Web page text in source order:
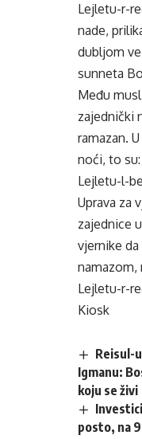
Lejletu-r-
nade,
dubljom
sunneta
Među
zajednički
ramazan.
noći, to
Lejletu-l-
Uprava za
zajednice
vjernike
namazom,
Lejletu-r-
Kiosk
Reisul-
Igmanu:
koju se živi
posto, na